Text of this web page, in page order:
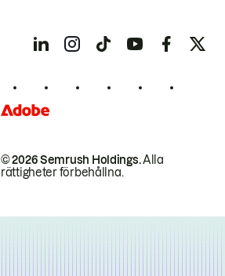
© 2026 Semrush Holdings.Alla
rättigheter förbehållna.